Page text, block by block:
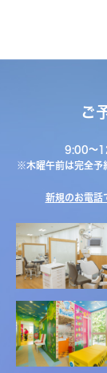
ご
9:00〜
※木曜午前は完全予
新規のお電話